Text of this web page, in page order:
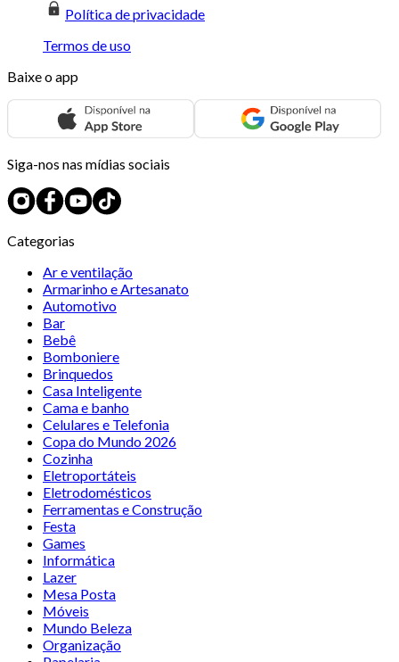
Política de privacidade
Termos de uso
Baixe o app
Siga-nos nas mídias sociais
Categorias
Ar e ventilação
Armarinho e Artesanato
Automotivo
Bar
Bebê
Bomboniere
Brinquedos
Casa Inteligente
Cama e banho
Celulares e Telefonia
Copa do Mundo 2026
Cozinha
Eletroportáteis
Eletrodomésticos
Ferramentas e Construção
Festa
Games
Informática
Lazer
Mesa Posta
Móveis
Mundo Beleza
Organização